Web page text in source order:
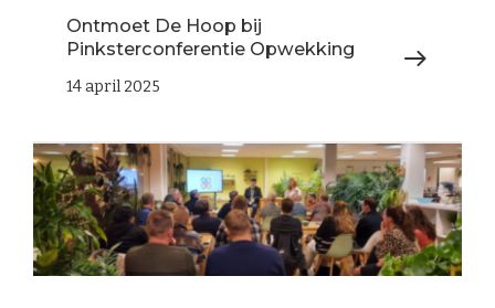
Ontmoet De Hoop bij
Pinksterconferentie Opwekking
14 april 2025